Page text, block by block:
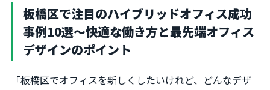
板橋区で注目のハイブリッドオフィス成功
事例10選〜快適な働き方と最先端オフィス
デザインのポイント
「板橋区でオフィスを新しくしたいけれど、どんなデザ